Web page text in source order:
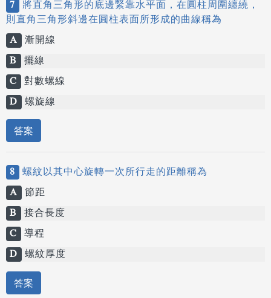
7 將直角三角形的底邊緊靠水平面，在圓柱周圍纏繞，
則直角三角形斜邊在圓柱表面所形成的曲線稱為
A 漸開線
B 擺線
C 對數螺線
D 螺旋線
答案
8 螺紋以其中心旋轉一次所行走的距離稱為
A 節距
B 接合長度
C 導程
D 螺紋厚度
答案